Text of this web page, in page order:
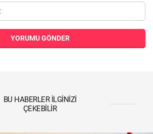
YORUMU GÖNDER
BU HABERLER İLGINIZI
ÇEKEBILIR